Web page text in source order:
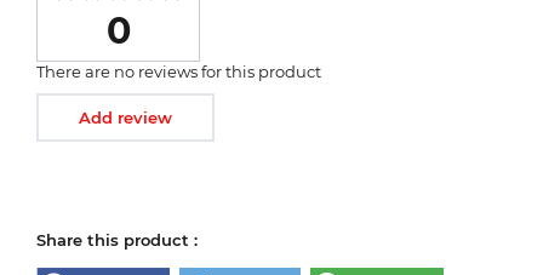
0
There are no reviews for this product
Add review
Share this product :